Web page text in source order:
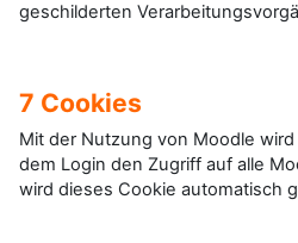
geschilderten
7 Cookies
Mit der Nutzung von Moodle
dem Login den Zugriff auf alle
wird dieses Cookie automatisch